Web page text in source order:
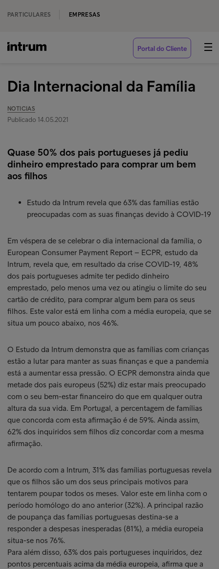
PARTICULARES EMPRESAS
Portal do Cliente
Dia Internacional da Família
NOTICIAS
Publicado 14.05.2021
Quase 50% dos pais portugueses já pediu
dinheiro emprestado para comprar um bem
aos filhos
Estudo da Intrum revela que 63% das famílias estão
preocupadas com as suas finanças devido à COVID-19
Em véspera de se celebrar o dia internacional da família, o
European Consumer Payment Report – ECPR, estudo da
Intrum, revela que, em resultado da crise COVID-19, 48%
dos pais portugueses admite ter pedido dinheiro
emprestado, pelo menos uma vez ou atingiu o limite do seu
cartão de crédito, para comprar algum bem para os seus
filhos. Este valor está em linha com a média europeia, que se
situa um pouco abaixo, nos 46%.
O Estudo da Intrum demonstra que as famílias com crianças
estão a lutar para manter as suas finanças e que a pandemia
está a aumentar essa pressão. O ECPR demonstra ainda que
metade dos pais europeus (52%) diz estar mais preocupado
com o seu bem-estar financeiro do que em qualquer outra
altura da sua vida. Em Portugal, a percentagem de famílias
que concorda com esta afirmação é de 59%. Ainda assim,
62% dos inquiridos sem filhos diz concordar com a mesma
afirmação.
De acordo com a Intrum, 31% das famílias portuguesas revela
que os filhos são um dos seus principais motivos para
tentarem poupar todos os meses. Valor este em linha com o
período homólogo do ano anterior (32%). A principal razão
de poupança das famílias portuguesas destina-se a
responder a despesas inesperadas (81%), a média europeia
situa-se nos 76%.
Para além disso, 63% dos pais portugueses inquiridos, dez
pontos percentuais acima da média europeia, afirma que a